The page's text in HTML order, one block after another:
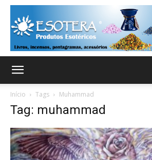
Início Tags Muhammad
Tag: muhammad